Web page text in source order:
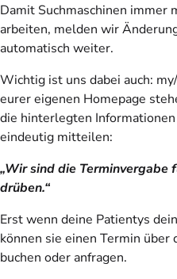
Damit Suchmaschinen immer
arbeiten, melden wir
automatisch weiter.
Wichtig ist uns dabei auch:
eurer eigenen Homepage
die hinterlegten
eindeutig mitteilen:
„Wir sind die Terminvergabe
drüben.“
Erst wenn deine Patientys
können sie einen Termin über
buchen oder anfragen.